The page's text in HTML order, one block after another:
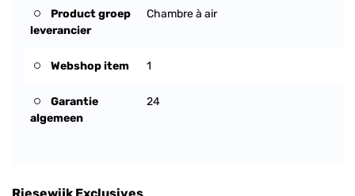
Product groep
leverancier
Chambre à air
Webshop item 1
Garantie
algemeen
24